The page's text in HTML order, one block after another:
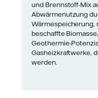
und Brennstoff-Mix
Abwärmenutzung
Wärmespeicherung,
beschaffte
Geothermie-
Gasheizkraftwerke,
werden.